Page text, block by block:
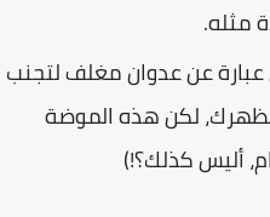
مثله.
عبارة عن عدوان مغلف لتجنب
مظهرك، لكن هذه الموضة
أليس كذلك؟!)